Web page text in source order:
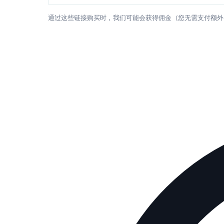
通过这些链接购买时，我们可能会获得佣金（您无需支付额